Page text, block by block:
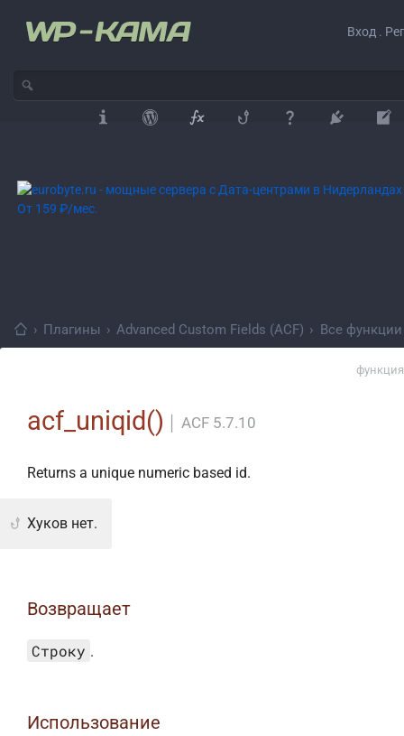
Вход .
› Плагины › Advanced Custom Fields (ACF) › Все функции
acf_uniqid() ACF 5.7.10
Returns a unique numeric based id.
Хуков нет.
Возвращает
Строку .
Использование